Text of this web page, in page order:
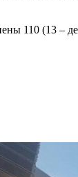
110 (13 –